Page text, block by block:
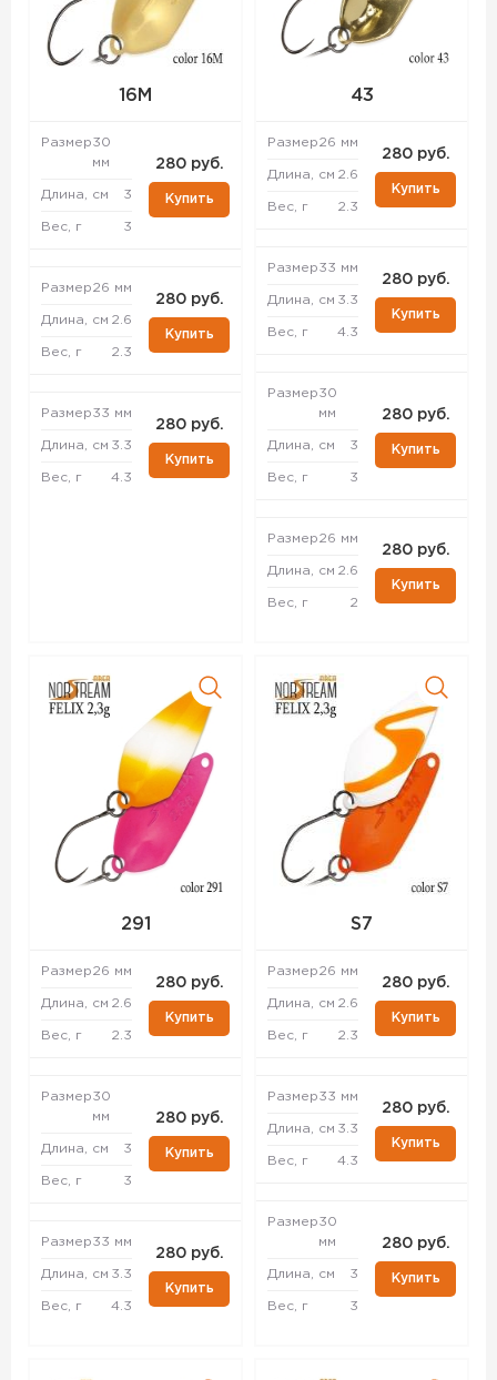
16M
Размер30
мм
Длина, см 3
Вес, г 3
280 руб.
Купить
Размер26 мм
Длина, см 2.6
Вес, г 2.3
280 руб.
Купить
Размер33 мм
Длина, см 3.3
Вес, г 4.3
280 руб.
Купить
43
Размер26 мм
Длина, см 2.6
Вес, г 2.3
280 руб.
Купить
Размер33 мм
Длина, см 3.3
Вес, г 4.3
280 руб.
Купить
Размер30
мм
Длина, см 3
Вес, г 3
280 руб.
Купить
Размер26 мм
Длина, см 2.6
Вес, г 2
280 руб.
Купить
291
Размер26 мм
Длина, см 2.6
Вес, г 2.3
280 руб.
Купить
Размер30
мм
Длина, см 3
Вес, г 3
280 руб.
Купить
Размер33 мм
Длина, см 3.3
Вес, г 4.3
280 руб.
Купить
S7
Размер26 мм
Длина, см 2.6
Вес, г 2.3
280 руб.
Купить
Размер33 мм
Длина, см 3.3
Вес, г 4.3
280 руб.
Купить
Размер30
мм
Длина, см 3
Вес, г 3
280 руб.
Купить